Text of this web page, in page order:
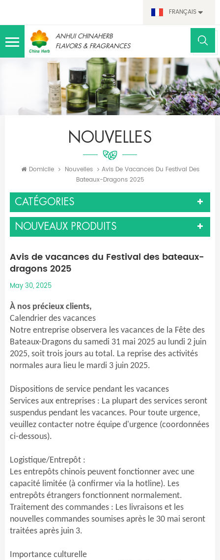
FRANÇAIS
ANHUI CHINAHERB
FLAVORS & FRAGRANCES
NOUVELLES
Domicile Nouvelles
Avis De Vacances Du Festival Des
Bateaux-Dragons 2025
CATÉGORIES
NOUVEAUX PRODUITS
Avis de vacances du Festival des bateaux-
dragons 2025
May 30, 2025
À nos précieux clients,
Calendrier des vacances
Notre entreprise observera les vacances de la Fête des
Bateaux-Dragons du samedi 31 mai 2025 au lundi 2 juin
2025, soit trois jours au total. La reprise des activités
normales aura lieu le mardi 3 juin 2025.
Dispositions de service pendant les vacances
Services aux entreprises : La plupart des services seront
suspendus pendant les vacances. Pour toute urgence,
veuillez contacter notre équipe d'urgence (coordonnées
ci-dessous).
Logistique/Entrepôt :
Les entrepôts chinois peuvent fonctionner avec une
capacité limitée (à confirmer via la hotline). Les
entrepôts étrangers fonctionnent normalement.
Traitement des commandes : Les livraisons et les
nouvelles commandes soumises après le 30 mai seront
traitées après juin 3.
Importance culturelle